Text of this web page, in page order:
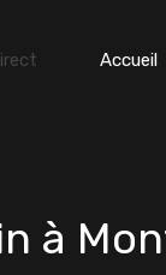
Accueil
à